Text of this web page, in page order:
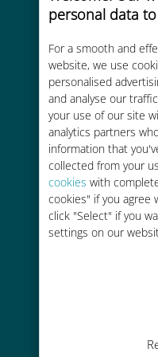
personal data
For a smooth and
website, we use
personalised
and analyse our
your use of our site
analytics partners
information that
collected from your
cookies with
cookies" if you agree
click "Select" if you
settings on our
Tot